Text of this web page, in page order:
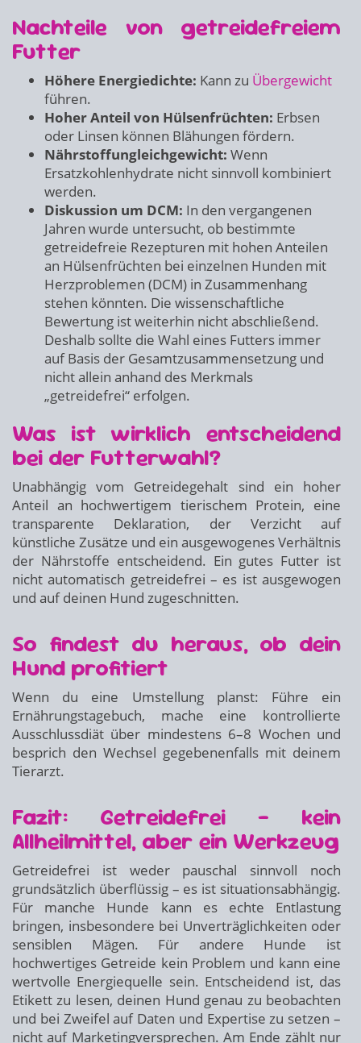
Nachteile von getreidefreiem
Futter
Höhere Energiedichte: Kann zu Übergewicht
führen.
Hoher Anteil von Hülsenfrüchten: Erbsen
oder Linsen können Blähungen fördern.
Nährstoffungleichgewicht: Wenn
Ersatzkohlenhydrate nicht sinnvoll kombiniert
werden.
Diskussion um DCM: In den vergangenen
Jahren wurde untersucht, ob bestimmte
getreidefreie Rezepturen mit hohen Anteilen
an Hülsenfrüchten bei einzelnen Hunden mit
Herzproblemen (DCM) in Zusammenhang
stehen könnten. Die wissenschaftliche
Bewertung ist weiterhin nicht abschließend.
Deshalb sollte die Wahl eines Futters immer
auf Basis der Gesamtzusammensetzung und
nicht allein anhand des Merkmals
„getreidefrei“ erfolgen.
Was ist wirklich entscheidend
bei der Futterwahl?
Unabhängig vom Getreidegehalt sind ein hoher
Anteil an hochwertigem tierischem Protein, eine
transparente Deklaration, der Verzicht auf
künstliche Zusätze und ein ausgewogenes Verhältnis
der Nährstoffe entscheidend. Ein gutes Futter ist
nicht automatisch getreidefrei – es ist ausgewogen
und auf deinen Hund zugeschnitten.
So findest du heraus, ob dein
Hund profitiert
Wenn du eine Umstellung planst: Führe ein
Ernährungstagebuch, mache eine kontrollierte
Ausschlussdiät über mindestens 6–8 Wochen und
besprich den Wechsel gegebenenfalls mit deinem
Tierarzt.
Fazit: Getreidefrei – kein
Allheilmittel, aber ein Werkzeug
Getreidefrei ist weder pauschal sinnvoll noch
grundsätzlich überflüssig – es ist situationsabhängig.
Für manche Hunde kann es echte Entlastung
bringen, insbesondere bei Unverträglichkeiten oder
sensiblen Mägen. Für andere Hunde ist
hochwertiges Getreide kein Problem und kann eine
wertvolle Energiequelle sein. Entscheidend ist, das
Etikett zu lesen, deinen Hund genau zu beobachten
und bei Zweifel auf Daten und Expertise zu setzen –
nicht auf Marketingversprechen. Am Ende zählt nur